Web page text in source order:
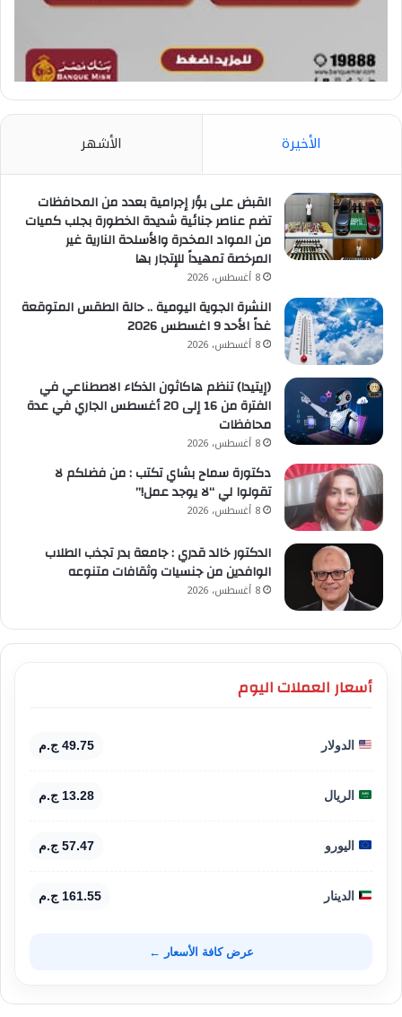
الأخيرة الأشهر
القبض على بؤر إجرامية بعدد من المحافظات
تضم عناصر جنائية شديدة الخطورة بجلب كميات
من المواد المخدرة والأسلحة النارية غير
المرخصة تمهيداً للإتجار بها
8 أغسطس، 2026
النشرة الجوية اليومية .. حالة الطقس المتوقعة
غداً الأحد 9 اغسطس 2026
8 أغسطس، 2026
(إيتيدا) تنظم هاكاثون الذكاء الاصطناعي في
الفترة من 16 إلى 20 أغسطس الجاري في عدة
محافظات
8 أغسطس، 2026
دكتورة سماح بشاي تكتب : من فضلكم لا
تقولوا لي “لا يوجد عمل!”
8 أغسطس، 2026
الدكتور خالد قدري : جامعة بدر تجذب الطلاب
الوافدين من جنسيات وثقافات متنوعه
8 أغسطس، 2026
أسعار العملات اليوم
الدولار 49.75 ج.م
الريال 13.28 ج.م
اليورو 57.47 ج.م
الدينار 161.55 ج.م
عرض كافة الأسعار ←